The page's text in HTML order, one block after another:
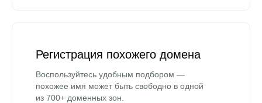
Регистрация похожего домена
Воспользуйтесь удобным подбором —
похожее имя может быть свободно в одной
из 700+ доменных зон.